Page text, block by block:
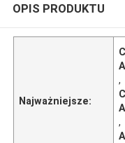
OPIS PRODUKTU
Najważniejsze:
,
,